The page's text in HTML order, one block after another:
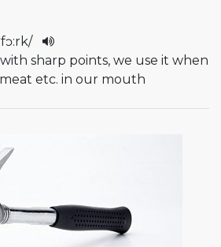
/
sharp points, we use it when
etc. in our mouth